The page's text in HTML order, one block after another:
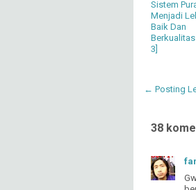
Sistem
Menjadi
Baik Dan
Berkualitas
3]
← Posting
38